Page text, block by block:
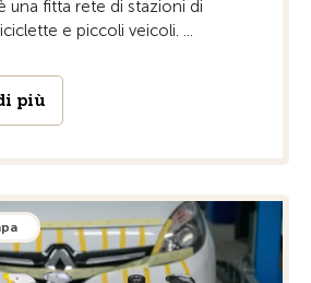
una fitta rete di stazioni di
e piccoli veicoli. ...
più